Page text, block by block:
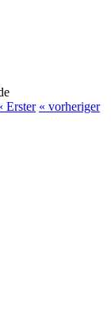
Erster « vorheriger